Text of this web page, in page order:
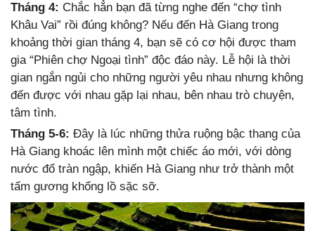
Tháng 4: Chắc hẳn bạn đã từng nghe đến “chợ tình
Khâu Vai” rồi đúng không? Nếu đến Hà Giang trong
khoảng thời gian tháng 4, bạn sẽ có cơ hội được tham
gia “Phiên chợ Ngoại tình” độc đáo này. Lễ hội là thời
gian ngắn ngủi cho những người yêu nhau nhưng không
đến được với nhau gặp lại nhau, bên nhau trò chuyện,
tâm tình.
Tháng 5-6: Đây là lúc những thửa ruộng bậc thang của
Hà Giang khoác lên mình một chiếc áo mới, với dòng
nước đổ tràn ngập, khiến Hà Giang như trở thành một
tấm gương khổng lồ sặc sỡ.